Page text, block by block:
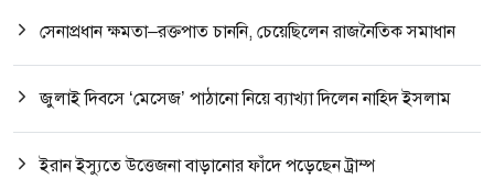
সেনাপ্রধান ক্ষমতা–রক্তপাত চাননি, চেয়েছিলেন রাজনৈতিক সমাধান
জুলাই দিবসে ‘মেসেজ’ পাঠানো নিয়ে ব্যাখ্যা দিলেন নাহিদ ইসলাম
ইরান ইস্যুতে উত্তেজনা বাড়ানোর ফাঁদে পড়েছেন ট্রাম্প